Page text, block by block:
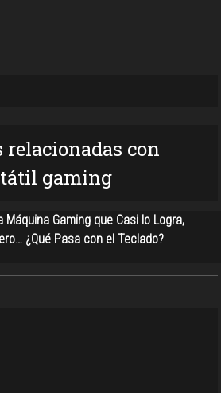
relacionadas con
gaming
Máquina Gaming que Casi lo Logra,
¿Qué Pasa con el Teclado?